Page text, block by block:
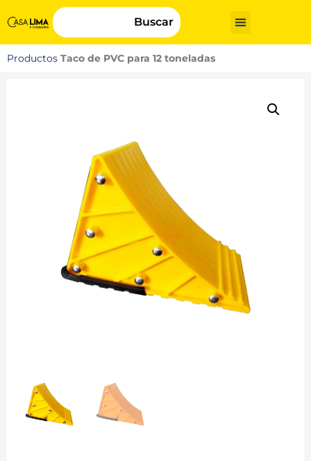
Buscar
Productos Taco de PVC para 12 toneladas